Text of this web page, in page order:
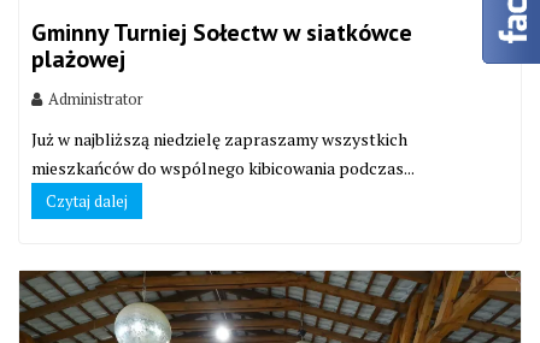
Gminny Turniej Sołectw w siatkówce
plażowej
Administrator
Już w najbliższą niedzielę zapraszamy wszystkich
mieszkańców do wspólnego kibicowania podczas...
Czytaj dalej